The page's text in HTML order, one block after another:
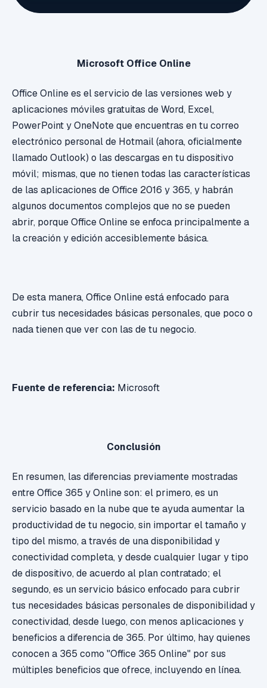
Microsoft Office Online
Office Online es el servicio de las versiones web y
aplicaciones móviles gratuitas de Word, Excel,
PowerPoint y OneNote que encuentras en tu correo
electrónico personal de Hotmail (ahora, oficialmente
llamado Outlook) o las descargas en tu dispositivo
móvil; mismas, que no tienen todas las características
de las aplicaciones de Office 2016 y 365, y habrán
algunos documentos complejos que no se pueden
abrir, porque Office Online se enfoca principalmente a
la creación y edición accesiblemente básica.
De esta manera, Office Online está enfocado para
cubrir tus necesidades básicas personales, que poco o
nada tienen que ver con las de tu negocio.
Fuente de referencia: Microsoft
Conclusión
En resumen, las diferencias previamente mostradas
entre Office 365 y Online son: el primero, es un
servicio basado en la nube que te ayuda aumentar la
productividad de tu negocio, sin importar el tamaño y
tipo del mismo, a través de una disponibilidad y
conectividad completa, y desde cualquier lugar y tipo
de dispositivo, de acuerdo al plan contratado; el
segundo, es un servicio básico enfocado para cubrir
tus necesidades básicas personales de disponibilidad y
conectividad, desde luego, con menos aplicaciones y
beneficios a diferencia de 365. Por último, hay quienes
conocen a 365 como "Office 365 Online" por sus
múltiples beneficios que ofrece, incluyendo en línea.